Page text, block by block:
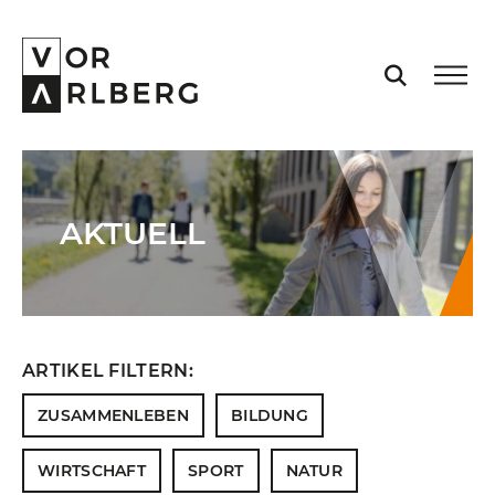
AKTUELL
VORARLBERG
PODCASTS
VISION
AKTUELL
ARTIKEL FILTERN:
ZUSAMMENLEBEN BILDUNG
WIRTSCHAFT SPORT NATUR